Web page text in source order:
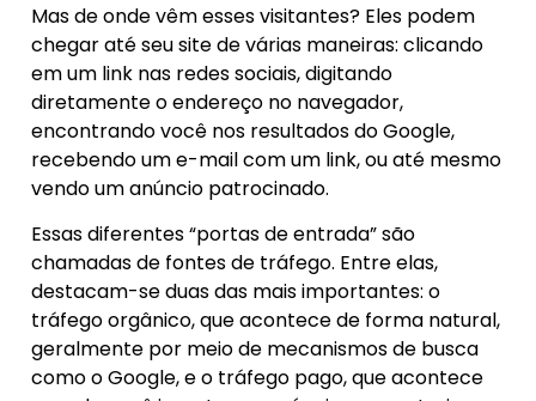
Mas de onde vêm esses visitantes? Eles podem
chegar até seu site de várias maneiras: clicando
em um link nas redes sociais, digitando
diretamente o endereço no navegador,
encontrando você nos resultados do Google,
recebendo um e-mail com um link, ou até mesmo
vendo um anúncio patrocinado.
Essas diferentes “portas de entrada” são
chamadas de fontes de tráfego. Entre elas,
destacam-se duas das mais importantes: o
tráfego orgânico, que acontece de forma natural,
geralmente por meio de mecanismos de busca
como o Google, e o tráfego pago, que acontece